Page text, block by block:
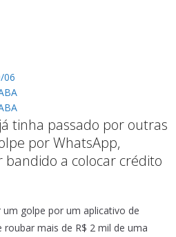
tinha passado por outras
por WhatsApp,
bandido a colocar crédito
golpe por um aplicativo de
mais de R$ 2 mil de uma